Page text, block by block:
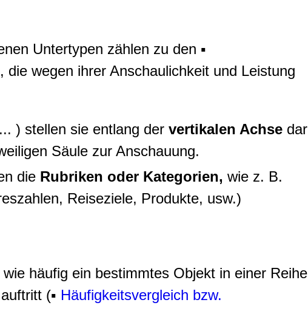
Untertypen zählen zu den ▪
, die wegen ihrer Anschaulichkeit und Leistung
) stellen sie entlang der vertikalen Achse dar
Säule zur Anschauung.
die Rubriken oder Kategorien, wie z. B.
Reiseziele, Produkte, usw.)
wie häufig ein bestimmtes Objekt in einer Reihe
(▪ Häufigkeitsvergleich bzw.